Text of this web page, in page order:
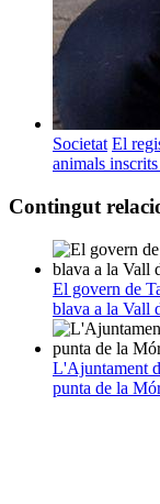
Societat El
animals
Contingut
El govern de
blava a la Vall
L'Ajuntament
punta de la